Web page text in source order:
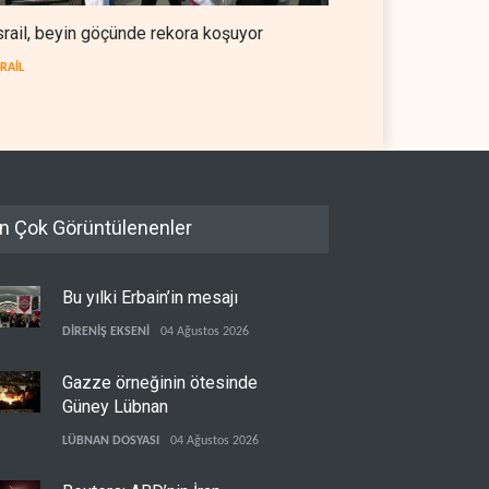
beyin göçünde rekora koşuyor
Çok Görüntülenenler
Bu yılki Erbain’in mesajı
DİRENİŞ EKSENİ 04 Ağustos 2026
Gazze örneğinin ötesinde
Güney Lübnan
LÜBNAN DOSYASI 04 Ağustos 2026